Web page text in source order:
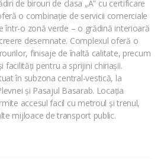
de birouri de clasa „A” cu certificare
o combinație de servicii comerciale
într-o zonă verde – o grădină interioară
desemnate. Complexul oferă o
finisaje de înaltă calitate, precum
facilități pentru a sprijini chiriașii.
în subzona central-vestică, la
și Pasajul Basarab. Locația
accesul facil cu metroul și trenul,
mijloace de transport public.